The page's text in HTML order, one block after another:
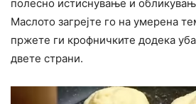
полесно истиснување и
Маслото загрејте го на умерена
пржете ги крофничките додека
двете страни.